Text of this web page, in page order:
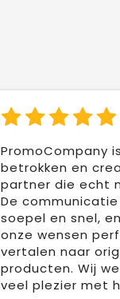
PromoCompany
betrokken en
partner die echt
De
soepel en snel,
onze wensen
vertalen naar
producten. Wij
veel plezier met